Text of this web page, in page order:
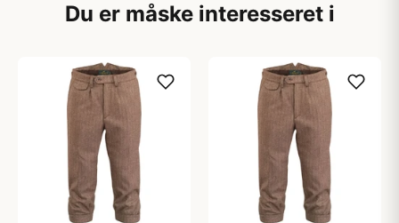
Du er måske interesseret i